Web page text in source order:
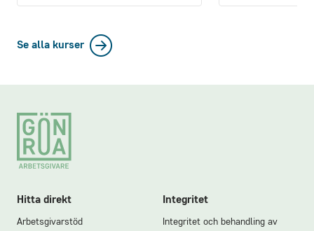
Se alla kurser
Footer
Hitta direkt
Arbetsgivarstöd
Integritet
Integritet och behandling av